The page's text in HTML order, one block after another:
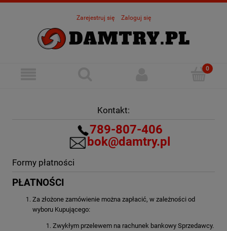
Zarejestruj się Zaloguj się
Kontakt:
789-807-406
bok@damtry.pl
Formy płatności
PŁATNOŚCI
Za złożone zamówienie można zapłacić, w zależności od
wyboru Kupującego:
Zwykłym przelewem na rachunek bankowy Sprzedawcy.